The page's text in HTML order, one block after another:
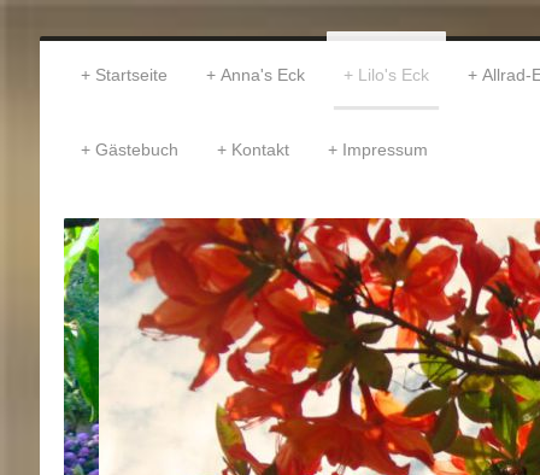
Startseite Anna's Eck Lilo's Eck Allrad-
Gästebuch Kontakt Impressum